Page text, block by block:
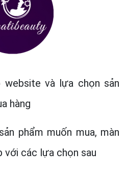
website và lựa chọn sản
hàng
phẩm muốn mua, màn
với các lựa chọn sau